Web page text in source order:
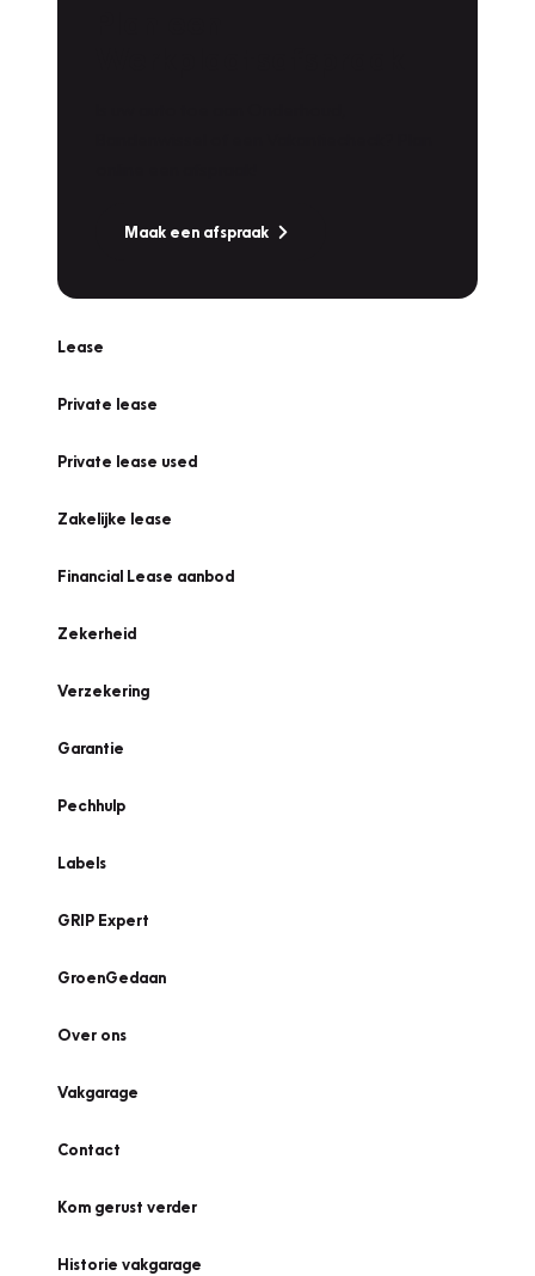
Maak een afspraak
Lease
Private lease
Private lease used
Zakelijke lease
Financial Lease aanbod
Zekerheid
Verzekering
Garantie
Pechhulp
Labels
GRIP Expert
GroenGedaan
Over ons
Vakgarage
Contact
Kom gerust verder
Historie vakgarage